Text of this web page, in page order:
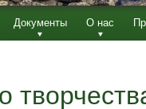
Документы О нас